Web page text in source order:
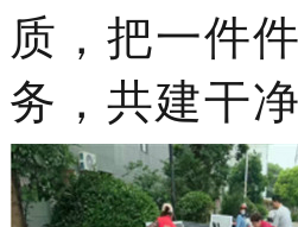
质，把一件
务，共建干